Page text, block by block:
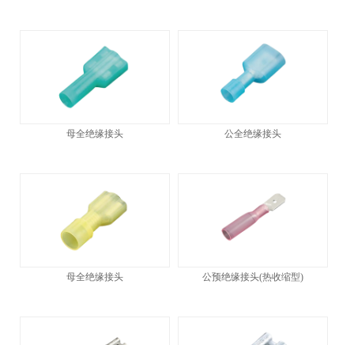
母全绝缘接头 公全绝缘接头
母全绝缘接头 公预绝缘接头(热收缩型)